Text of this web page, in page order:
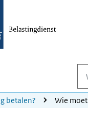
betalen? Wie